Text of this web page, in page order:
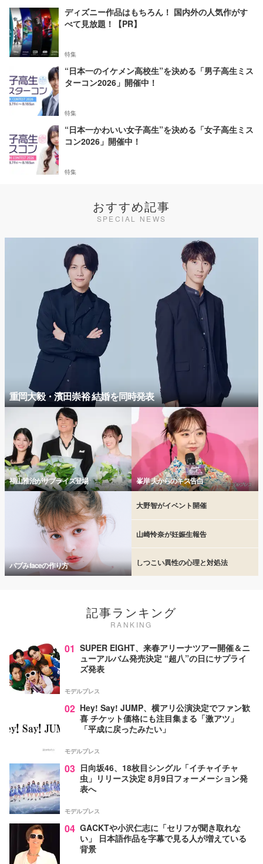
ディズニー作品はもちろん！ 国内外の人気作がす
べて見放題！【PR】
特集
“日本一のイケメン高校生”を決める「男子高生ミス
ターコン2026」開催中！
特集
“日本一かわいい女子高生”を決める「女子高生ミス
コン2026」開催中！
特集
おすすめ記事
SPECIAL NEWS
重岡大毅・濱田崇裕 結婚を同時発表
福山雅治がサプライズ登場 峯岸 夫からのキス告白
バブみfaceの作り方
大野智がイベント開催
山崎怜奈が妊娠生報告
しつこい異性の心理と対処法
記事ランキング
RANKING
01 SUPER EIGHT、来春アリーナツアー開催＆ニ
ューアルバム発売決定 “超八”の日にサプライ
ズ発表
モデルプレス
02 Hey! Say! JUMP、横アリ公演決定でファン歓
喜 チケット価格にも注目集まる「激アツ」
「平成に戻ったみたい」
モデルプレス
03 日向坂46、18枚目シングル「イチャイチャ
虫」リリース決定 8月9日フォーメーション発
表へ
モデルプレス
04 GACKTや小沢仁志に「セリフが聞き取れな
い」 日本語作品を字幕で見る人が増えている
背景